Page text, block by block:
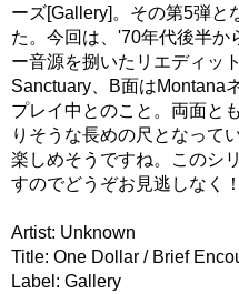
ーズ[Gallery]。その第5弾と
た。今回は、'70年代後半か
ー音源を捌いたリエディッ
Sanctuary、B面はMontana
プレイ中とのこと。両面と
りそうな長めの尺となって
楽しめそうですね。このシ
すのでどうぞお見逃しなく
Artist: Unknown
Title: One Dollar / Brief
Label: Gallery